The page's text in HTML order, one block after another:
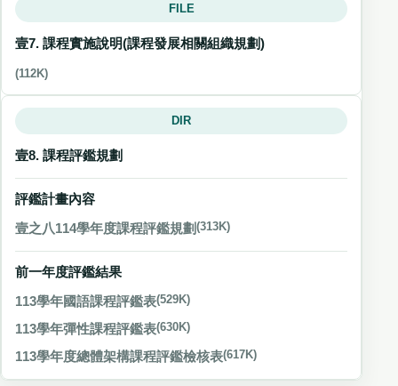
FILE
壹7. 課程實施說明(課程發展相關組織規劃)
(112K)
DIR
壹8. 課程評鑑規劃
評鑑計畫內容
壹之八114學年度課程評鑑規劃 (313K)
前一年度評鑑結果
113學年國語課程評鑑表(529K)
113學年彈性課程評鑑表(630K)
113學年度總體架構課程評鑑檢核表(617K)